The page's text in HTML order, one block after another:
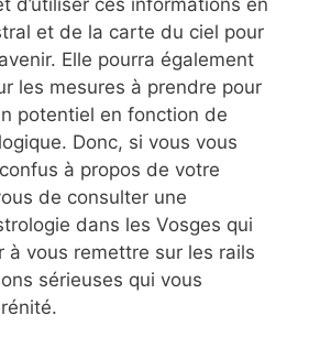
d’utiliser ces informations en
et de la carte du ciel pour
Elle pourra également
les mesures à prendre pour
potentiel en fonction de
Donc, si vous vous
à propos de votre
de consulter une
dans les Vosges qui
à vous remettre sur les rails
sérieuses qui vous